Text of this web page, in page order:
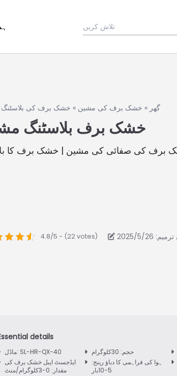
گھر » خشک برف کی مشین » خشک برف کی
خشک برف بلاسٹنگ
برف کی صفائی کی مشین | خشک برف کا
4.8/5 - (22 votes) 2025/5/26
ماڈل: SL-HR-QX-40 حجم: 30کلوگرام
ایڈجسٹ ایبل خشک برف کی
مقدار: 0-3کلوگرام/منٹ
ہوا کی فراہمی کا دباؤ رینج:
5-10بار